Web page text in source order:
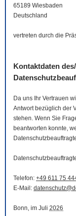
65189 Wiesbaden
Deutschland
vertreten durch die
Kontaktdaten
Da uns Ihr Vertrauen
Antwort bezüglich der
stehen. Wenn Sie
beantworten konnte,
Telefon: +49 611 75
E-Mail :
Bonn, im Juli 2026